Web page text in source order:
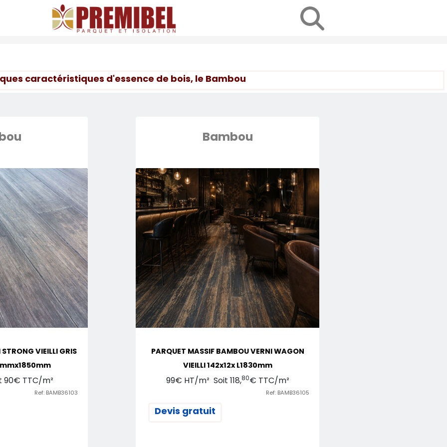
caractéristiques d'essence de bois, le Bambou
VIEILLI GRIS
90€ TTC/m²
Ref: BAMB36103
Bambou
PARQUET MASSIF BAMBOU VERNI WAGON
VIEILLI 142x12x L1830mm
99€ HT/m² Soit 118,80€ TTC/m²
Ref: BAMB36105
Devis gratuit